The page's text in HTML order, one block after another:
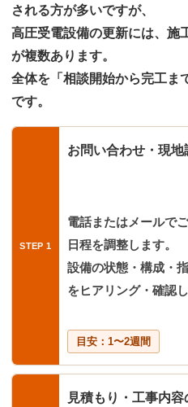
される方が多いですが、
高圧受電設備の更新には、施
が複数あります。
全体を「 相談開始から完工ま
です。
お問い合わせ・現地
電話またはメールで
日程を調整します。
設備の状態・構成・
をヒアリング・確認し
目安：1〜2週間
見積もり・工事内